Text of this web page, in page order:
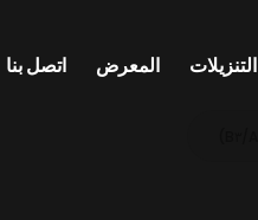
التنزيلات المعرض اتصل بنا